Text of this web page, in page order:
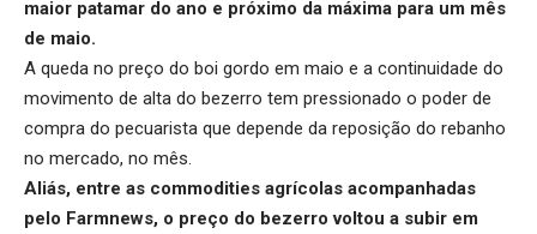
maior patamar do ano e próximo da máxima para um mês
de maio.
A queda no preço do boi gordo em maio e a continuidade do
movimento de alta do bezerro tem pressionado o poder de
compra do pecuarista que depende da reposição do rebanho
no mercado, no mês.
Aliás, entre as commodities agrícolas acompanhadas
pelo Farmnews, o preço do bezerro voltou a subir em